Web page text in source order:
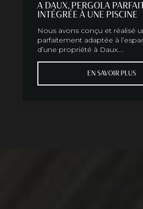
A DAUX, PERGOLA
INTÉGRÉE À UNE PISCINE
Nous avons conçu et réalisé
parfaitement adaptée à
d’une propriété à Daux....
EN SAVOIR PLUS